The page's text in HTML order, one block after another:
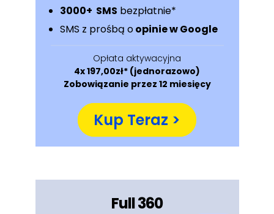
3000+ SMS bezpłatnie*
SMS z prośbą oopinie w Google
Opłata aktywacyjna
4x 197,00zł* (jednorazowo)
Zobowiązanie przez 12 miesięcy
Kup Teraz >
Full 360